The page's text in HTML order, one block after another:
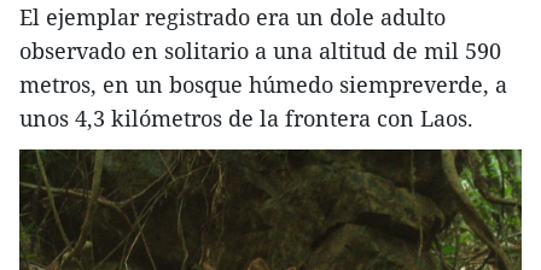
El ejemplar registrado era un dole adulto
observado en solitario a una altitud de mil 590
metros, en un bosque húmedo siempreverde, a
unos 4,3 kilómetros de la frontera con Laos.